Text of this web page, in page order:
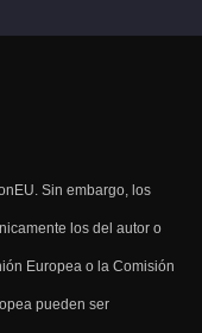
Sin embargo, los
los del autor o
Europea o la Comisión
pueden ser